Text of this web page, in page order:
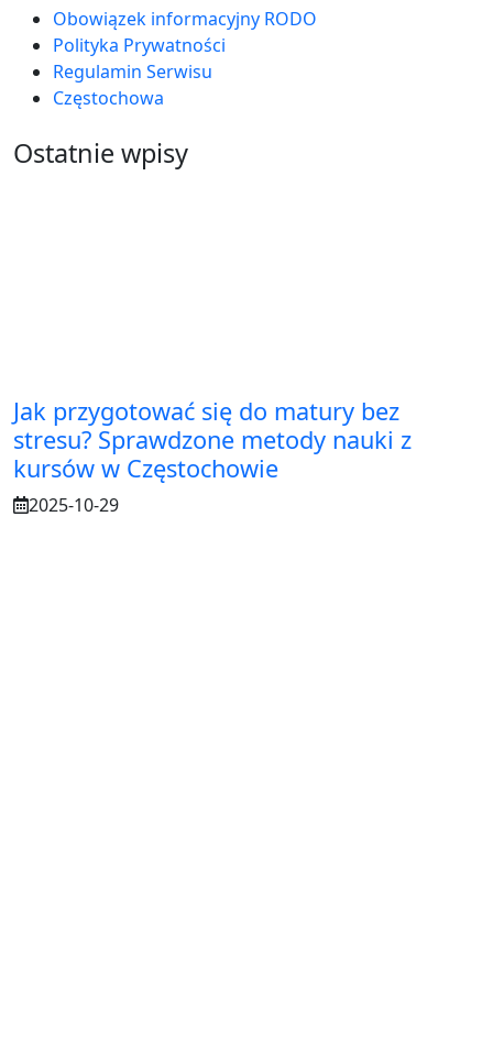
Obowiązek informacyjny RODO
Polityka Prywatności
Regulamin Serwisu
Częstochowa
Ostatnie wpisy
Jak przygotować się do matury bez
stresu? Sprawdzone metody nauki z
kursów w Częstochowie
2025-10-29